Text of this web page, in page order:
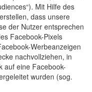
Mit Hilfe des
dass unsere
der Nutzer entsprechen
Facebook-Pixels
Werbeanzeigen
nachvollziehen, in
auf eine Facebook-
wurden (sog.